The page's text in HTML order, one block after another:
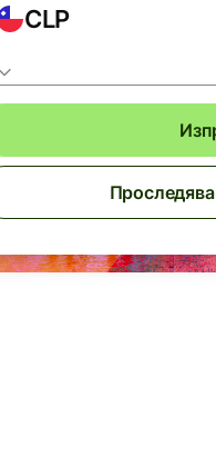
CLP